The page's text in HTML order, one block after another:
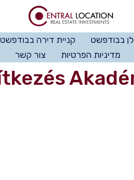
בבודפשט קניית דירה בבודפשט
מדיניות הפרטיות
צור קשר